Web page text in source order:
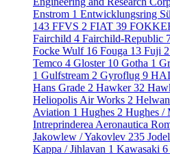
Enstrom 1 Entwicklungsring
143 FFVS 2 FIAT 39
Fairchild 4 Fairchild-Republic
Focke Wulf 16 Fouga 13 Fuji 2
Temco 4 Gloster 10 Gotha 1
1 Gulfstream 2 Gyroflug 9
Hans Grade 2 Hawker32
Heliopolis Air Works 2
Aviation 1 Hughes 2 Hughes /
Intreprinderea Aeronautica
Jakowlew / Yakovlev 235 Jodel
Kappa / Jihlavan 1 Kawasaki 6